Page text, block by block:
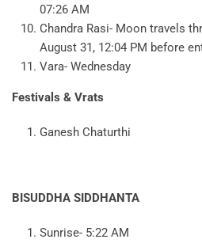
07:26 AM
Chandra Rasi- Moon travels
August 31, 12:04 PM before
Vara- Wednesday
Festivals & Vrats
Ganesh Chaturthi
BISUDDHA SIDDHANTA
Sunrise- 5:22 AM